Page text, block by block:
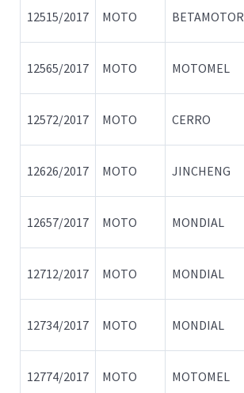
12515/2017 MOTO BETAMOTOR
12565/2017 MOTO MOTOMEL
12572/2017 MOTO CERRO
12626/2017 MOTO JINCHENG
12657/2017 MOTO MONDIAL
12712/2017 MOTO MONDIAL
12734/2017 MOTO MONDIAL
12774/2017 MOTO MOTOMEL